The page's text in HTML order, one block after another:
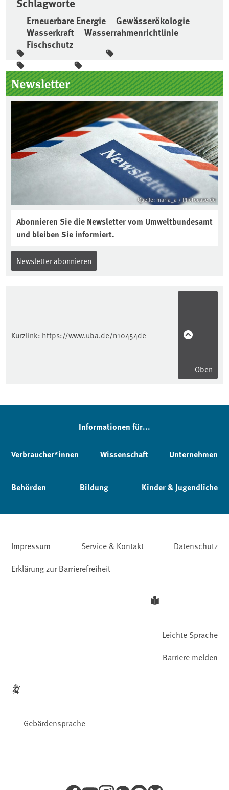
Erneuerbare Energie
Gewässerökologie
Wasserkraft
Wasserrahmenrichtlinie
Fischschutz
Seitenleiste
Newsletter
Quelle: maria_a / Photocase.de
Abonnieren Sie die Newsletter vom Umweltbundesamt
und bleiben Sie informiert.
Newsletter abonnieren
Kurzlink: https://www.uba.de/n10454de
Oben
Informationen für...
Verbraucher*innen Wissenschaft Unternehmen
Behörden Bildung Kinder & Jugendliche
Impressum Service & Kontakt
Datenschutz
Erklärung zur Barrierefreiheit
Leichte Sprache
Gebärdensprache
Barriere melden